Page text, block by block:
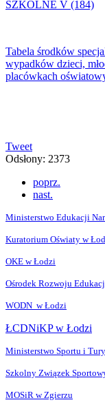
SZKOLNE V (184)
Tabela środków
wypadków dzieci,
placówkach
Tweet
Odsłony: 2373
poprz.
nast.
Ministerstwo Edukacji
Kuratorium Oświaty w
OKE w Łodzi
Ośrodek Rozwoju
WODN w Łodzi
ŁCDNiKP w Łodzi
Ministerstwo Sportu i
Szkolny Związek
MOSiR w Zgierzu